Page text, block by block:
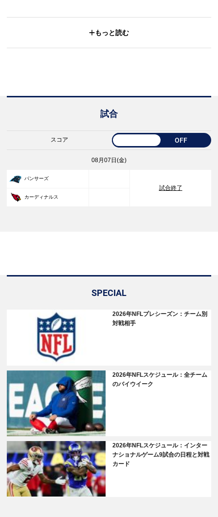
もっと読む
試合
スコア OFF
08月07日(金)
パンサーズ
試合終了
カーディナルス
SPECIAL
2026年NFLプレシーズン：チーム別
対戦相手
2026年NFLスケジュール：全チーム
のバイウイーク
2026年NFLスケジュール：インター
ナショナルゲーム9試合の日程と対戦
カード